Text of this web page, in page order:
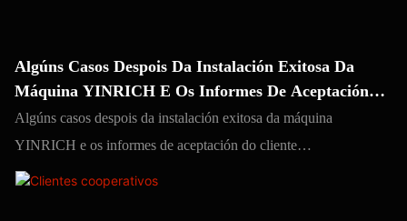
Algúns Casos Despois Da Instalación Exitosa Da
Máquina YINRICH E Os Informes De Aceptación
Do Cliente
Algúns casos despois da instalación exitosa da máquina
YINRICH e os informes de aceptación do cliente
Benvido/a a ver os vídeos como referencia.